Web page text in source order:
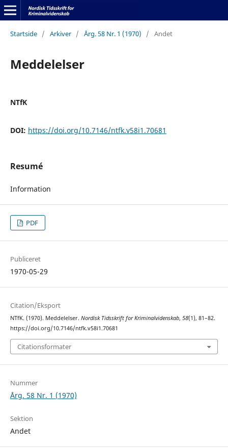
Startside / Arkiver / Årg. 58 Nr. 1 (1970) / Andet
Meddelelser
NTfK
DOI: https://doi.org/10.7146/ntfk.v58i1.70681
Resumé
Information
PDF
Publiceret
1970-05-29
Citation/Eksport
NTfK. (1970). Meddelelser. Nordisk Tidsskrift for Kriminalvidenskab, 58(1), 81–82.
https://doi.org/10.7146/ntfk.v58i1.70681
Citationsformater
Nummer
Årg. 58 Nr. 1 (1970)
Sektion
Andet